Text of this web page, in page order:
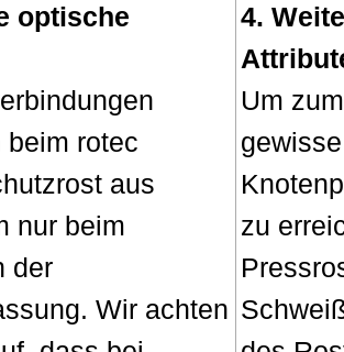
optische
beim rotec
aus
nur beim
der
Wir achten
4.
Um
zu